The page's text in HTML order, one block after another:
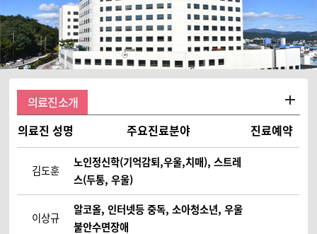
의료진소개
의료진 성명 주요진료분야 진료예약
김도훈
노인정신학(기억감퇴,우울,치매), 스트레
스(두통, 우울)
이상규
알코올, 인터넷등 중독, 소아청소년, 우울
불안수면장애